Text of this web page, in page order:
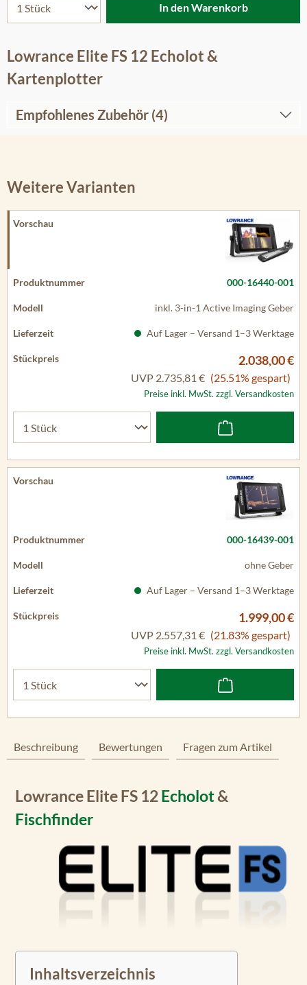
In den Warenkorb
Lowrance Elite FS 12 Echolot &
Kartenplotter
Empfohlenes Zubehör (4)
Weitere Varianten
000-16440-001
inkl. 3-in-1 Active Imaging Geber
Auf Lager – Versand 1–3 Werktage
2.038,00 €
UVP 2.735,81 € (25.51% gespart)
Preise inkl. MwSt. zzgl. Versandkosten
000-16439-001
ohne Geber
Auf Lager – Versand 1–3 Werktage
1.999,00 €
UVP 2.557,31 € (21.83% gespart)
Preise inkl. MwSt. zzgl. Versandkosten
Beschreibung Bewertungen Fragen zum Artikel
Lowrance Elite FS 12Echolot&
Fischfinder
Inhaltsverzeichnis